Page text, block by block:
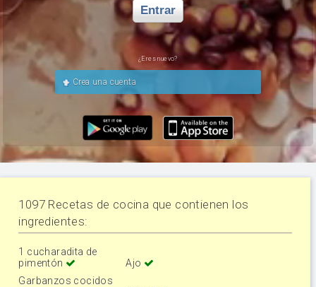
Entrar
¿Eres nuevo?
Crea una cuenta
1097 Recetas de cocina que contienen los
ingredientes:
1 cucharadita de
pimentón
Ajo
Garbanzos cocidos